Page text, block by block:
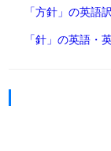
「方針」の英語
「針」の英語・